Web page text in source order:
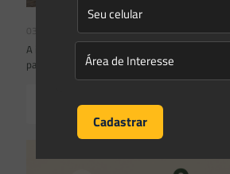
03/08/2026
A inclusão de imóvel em inventário de
para impor restrições ao direito de
Read more